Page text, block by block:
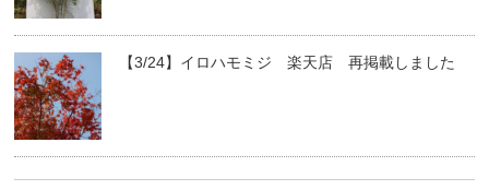
【3/24】イロハモミジ 楽天店 再掲載しました